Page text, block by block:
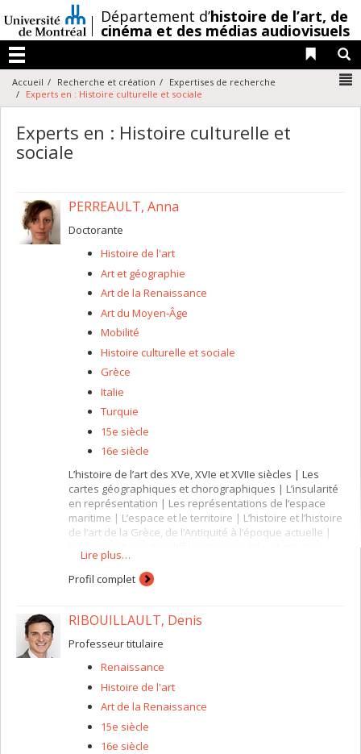
au
contenu
/Département d’histoire de l’art, de
cinéma et des médias audiovisuels
Menu
Liens
Accueil Recherche et création
Expertises de recherche
Experts en : Histoire culturelle et sociale
Experts en : Histoire culturelle et
sociale
PERREAULT, Anna
Doctorante
Histoire de l'art
Art et géographie
Art de la Renaissance
Art du Moyen-Âge
Mobilité
Histoire culturelle et sociale
Grèce
Italie
Turquie
15e siècle
16e siècle
L’histoire de l’art des XVe, XVIe et XVIIe siècles | Les
cartes géographiques et chorographiques | L’insularité
en représentation | Les représentations de l’espace
maritime | L’espace et le territoire | L’histoire et l’histoire
de l’art de la Grèce, de l’Antiquité à l’époque actuelle |
culturels au sein du bassin méditerranéen
Lire plus…
Profil complet
RIBOUILLAULT, Denis
Professeur titulaire
Renaissance
Histoire de l'art
Art de la Renaissance
15e siècle
16e siècle